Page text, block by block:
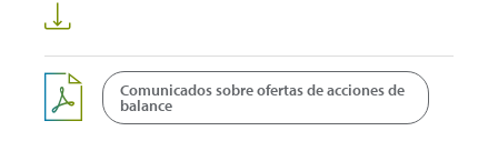
Comunicados sobre ofertas de acciones de
balance